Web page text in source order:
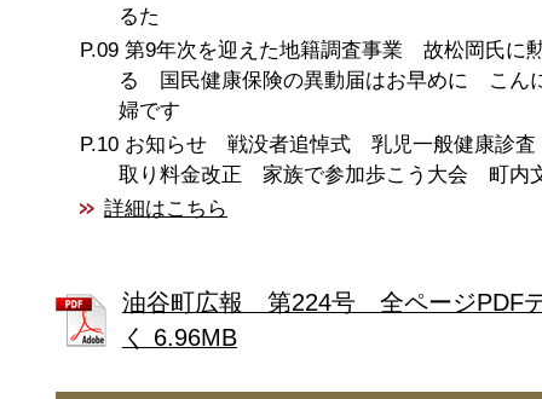
るた
第9年次を迎えた地籍調査事業 故松岡氏に
る 国民健康保険の異動届はお早めに こん
婦です
お知らせ 戦没者追悼式 乳児一般健康診
取り料金改正 家族で参加歩こう大会 町内
詳細はこちら
油谷町広報 第224号 全ページPDF
く 6.96MB